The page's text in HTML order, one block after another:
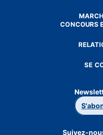
CONCOURS
SE
Suivez-